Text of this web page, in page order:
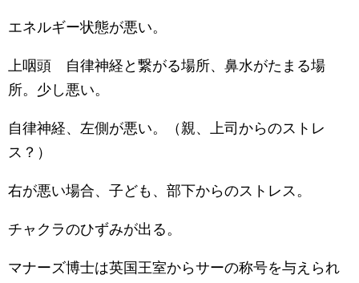
エネルギー状態が悪い。
上咽頭 自律神経と繋がる場所、鼻水がたまる場
所。少し悪い。
自律神経、左側が悪い。（親、上司からのストレ
ス？）
右が悪い場合、子ども、部下からのストレス。
チャクラのひずみが出る。
マナーズ博士は英国王室からサーの称号を与えられ